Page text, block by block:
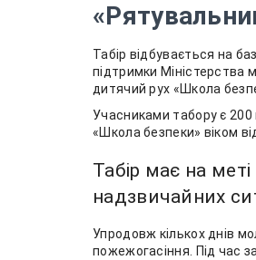
Табір відбувається на
підтримки Міністерства
дитячий рух «Школа
Учасниками табору є
«Школа безпеки» віком
Табір має на
надзвичайних
Упродовж кількох днів
пожежогасіння. Під час